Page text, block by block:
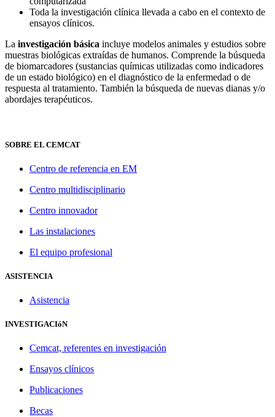
Toda la investigación clínica llevada a cabo en el contexto de
ensayos clínicos.
La investigación básica incluye modelos animales y estudios sobre
muestras biológicas extraídas de humanos. Comprende la búsqueda
de biomarcadores (sustancias químicas utilizadas como indicadores
de un estado biológico) en el diagnóstico de la enfermedad o de
respuesta al tratamiento. También la búsqueda de nuevas dianas y/o
abordajes terapéuticos.
SOBRE EL CEMCAT
Centro de referencia en EM
Centro multidisciplinario
Centro innovador
Las instalaciones
El equipo profesional
ASISTENCIA
Asistencia
INVESTIGACIóN
Cemcat, referentes en investigación
Ensayos clínicos
Publicaciones
Becas